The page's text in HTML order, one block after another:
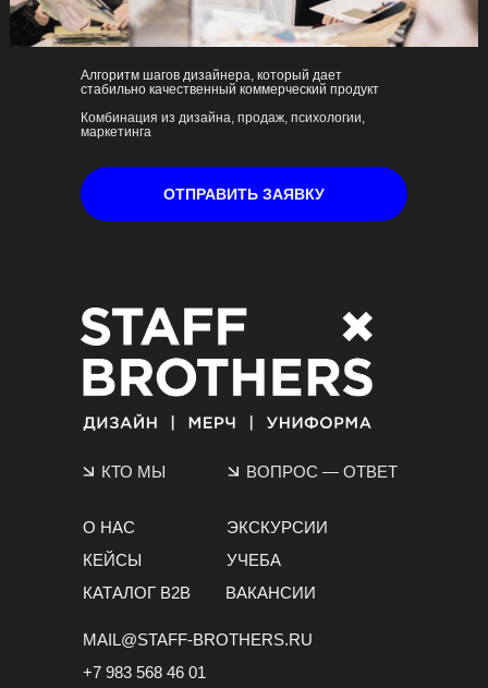
ОТПРАВИТЬ ЗАЯВКУ
Алгоритм шагов дизайнера, который дает
стабильно качественный коммерческий продукт
Комбинация из дизайна, продаж, психологии,
маркетинга
MAIL@STAFF-BROTHERS.RU
+7 983 568 46 01
О НАС
КЕЙСЫ
КАТАЛОГ B2B
ЭКСКУРСИИ
УЧЕБА
ВАКАНСИИ
КТО МЫ ВОПРОС — ОТВЕТ